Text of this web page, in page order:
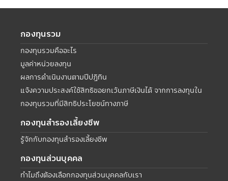
กองทุนรวม
กองทุนรวมคืออะไร
มูลค่าหน่วยลงทุน
ผลการดำเนินงานตามปีปฏิทิน
แจ้งความประสงค์ใช้สิทธิขอยกเว้นภาษีเงินได้ จากการลงทุนใน
กองทุนรวมที่มีสิทธิประโยชน์ทางภาษี
กองทุนสำรองเลี้ยงชีพ
รู้จักกับกองทุนสำรองเลี้ยงชีพ
กองทุนส่วนบุคคล
ทำไมถึงต้องเลือกกองทุนส่วนบุคคลกับเรา